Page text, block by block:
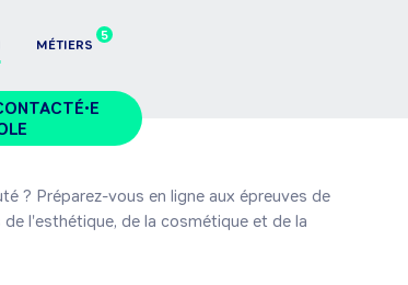
5
MÉTIERS
? Préparez-vous en ligne aux épreuves de
l'esthétique, de la cosmétique et de la